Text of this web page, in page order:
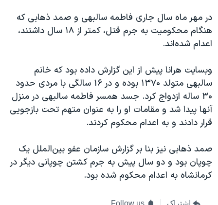
در مهر ماه سال جاری فاطمه سالبهی و صمد ذهابی که
هنگام محکومیت به جرم قتل، کمتر از ۱۸ سال داشتند،
اعدام شده‌اند.
وبسایت هرانا پیش از این گزارش داده بود که خانم
سالبهی متولد ۱۳۷۰ بوده و در ۱۶ سالگی با مردی حدود
۳۰ ساله ازدواج کرد. جسد همسر فاطمه سالبهی در منزل
آنها پیدا شد و مقامات او را به عنوان متهم تحت بازجویی
قرار دادند و به اعدام محکوم کردند.
صمد ذهابی نیز بنا بر گزارش سازمان عفو بین‌الملل یک
چوپان بود و دو سال پیش به جرم کشتن چوپانی دیگر در
کرمانشاه به اعدام محکوم شده بود.